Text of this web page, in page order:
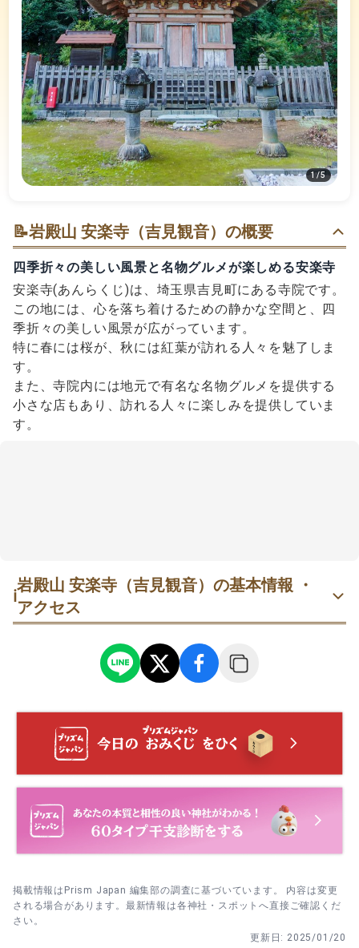
1/5
📝岩殿山 安楽寺（吉見観音）の概要
四季折々の美しい風景と名物グルメが楽しめる安楽寺
安楽寺(あんらくじ)は、埼玉県吉見町にある寺院です。
この地には、心を落ち着けるための静かな空間と、四
季折々の美しい風景が広がっています。
特に春には桜が、秋には紅葉が訪れる人々を魅了しま
す。
また、寺院内には地元で有名な名物グルメを提供する
小さな店もあり、訪れる人々に楽しみを提供していま
す。
ℹ️
岩殿山 安楽寺（吉見観音）の基本情報 ・
アクセス
掲載情報はPrism Japan 編集部の調査に基づいています。 内容は変更
される場合があります。最新情報は各神社・スポットへ直接ご確認くだ
さい。
更新日: 2025/01/20